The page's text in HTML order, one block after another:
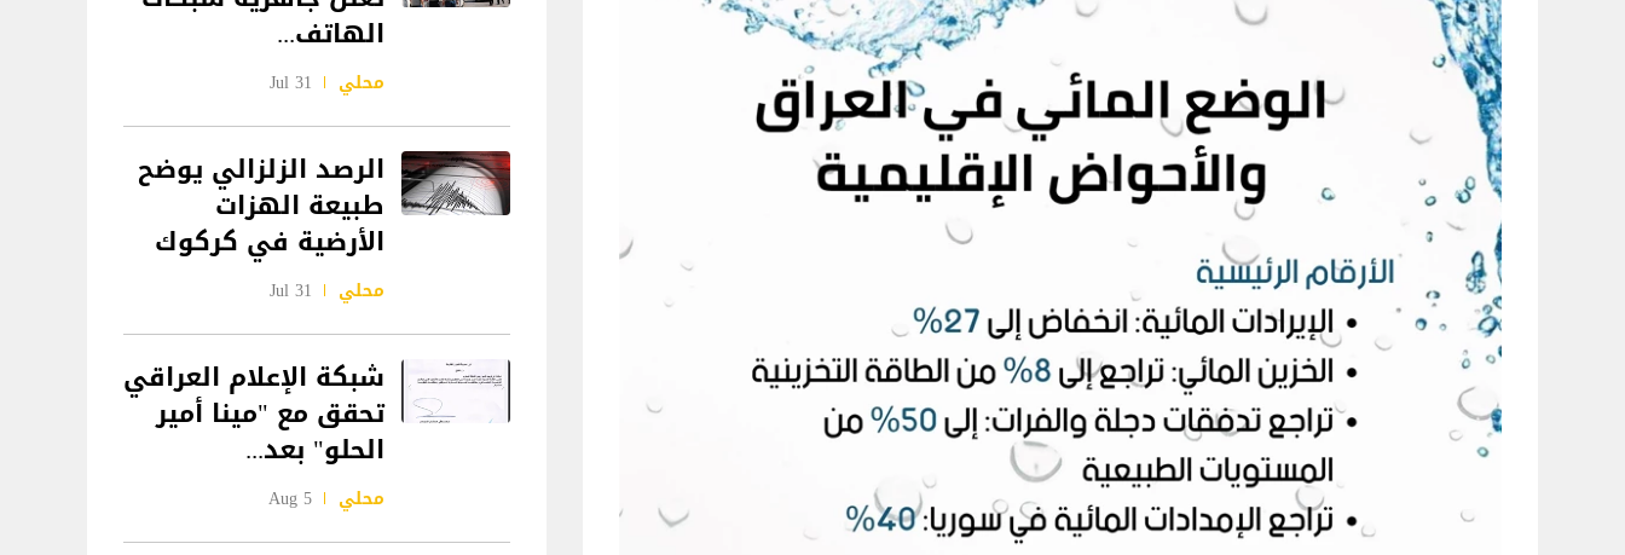
الهاتف...
محلي 31 Jul
الرصد الزلزالي يوضح
طبيعة الهزات
الأرضية في كركوك
محلي 31 Jul
شبكة الإعلام العراقي
تحقق مع "مينا أمير
الحلو" بعد...
محلي 5 Aug